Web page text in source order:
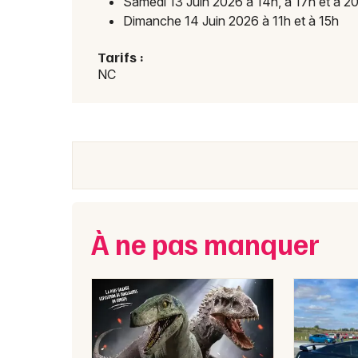
Dimanche 14 Juin 2026 à 11h et à 15h
Tarifs :
NC
À ne pas manquer